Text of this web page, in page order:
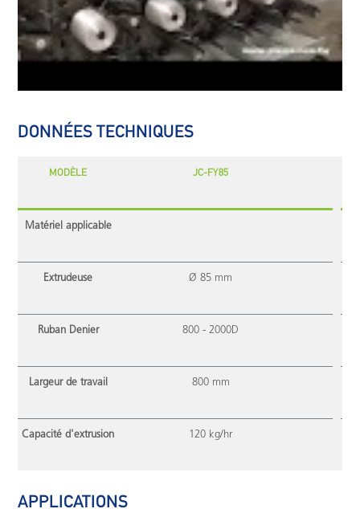
DONNÉES TECHNIQUES
MODÈLE
Matériel applicable
Extrudeuse
Ruban Denier
Largeur de travail
Capacité d'extrusion
JC-FY85
Ø 85 mm
800 - 2000D
800 mm
120 kg/hr
APPLICATIONS